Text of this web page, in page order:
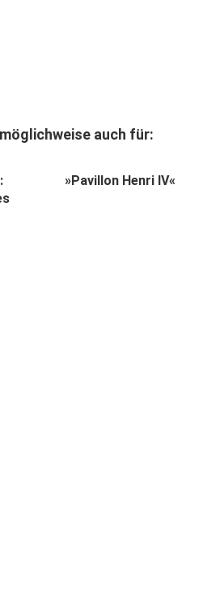
auch für:
»Pavillon Henri IV«